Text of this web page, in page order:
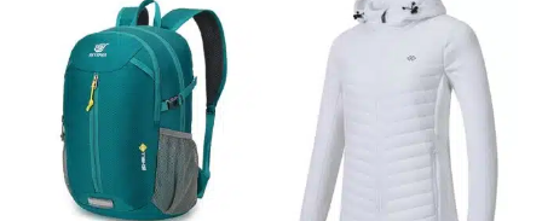
Preis prüfen Preis prüfen